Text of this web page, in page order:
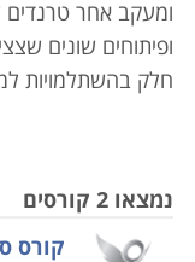
ומעקב אחר טרנדים
ופיתוחים שונים
חלק בהשתלמויות
מעודכנים
וכמובן שיטות
נמצאו 2 קורסים
קורס